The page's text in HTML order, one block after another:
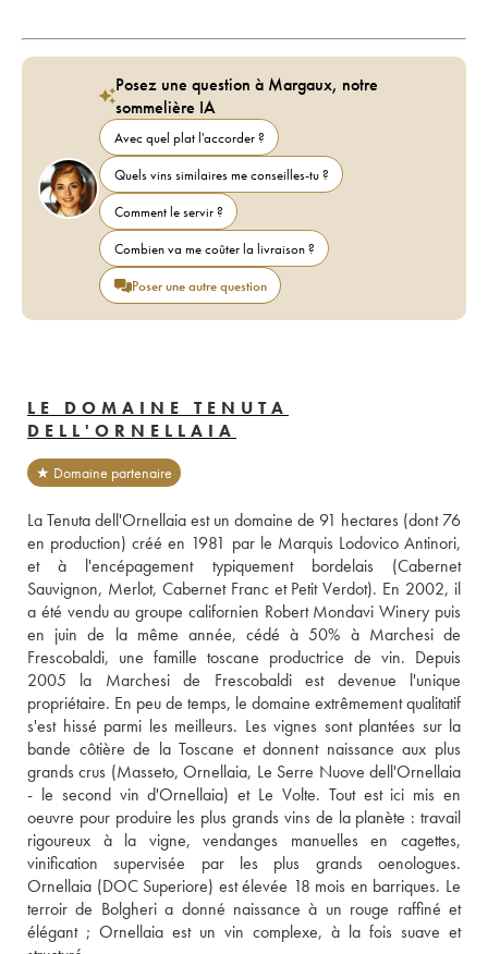
Posez une question à Margaux, notre
sommelière IA
Avec quel plat l'accorder ?
Quels vins similaires me conseilles-tu ?
Comment le servir ?
Combien va me coûter la livraison ?
Poser une autre question
LE DOMAINE TENUTA
DELL'ORNELLAIA
★ Domaine partenaire
La Tenuta dell'Ornellaia est un domaine de 91 hectares (dont 76
en production) créé en 1981 par le Marquis Lodovico Antinori,
et à l'encépagement typiquement bordelais (Cabernet
Sauvignon, Merlot, Cabernet Franc et Petit Verdot). En 2002, il
a été vendu au groupe californien Robert Mondavi Winery puis
en juin de la même année, cédé à 50% à Marchesi de
Frescobaldi, une famille toscane productrice de vin. Depuis
2005 la Marchesi de Frescobaldi est devenue l'unique
propriétaire. En peu de temps, le domaine extrêmement qualitatif
s'est hissé parmi les meilleurs. Les vignes sont plantées sur la
bande côtière de la Toscane et donnent naissance aux plus
grands crus (Masseto, Ornellaia, Le Serre Nuove dell'Ornellaia
- le second vin d'Ornellaia) et Le Volte. Tout est ici mis en
oeuvre pour produire les plus grands vins de la planète : travail
rigoureux à la vigne, vendanges manuelles en cagettes,
vinification supervisée par les plus grands oenologues.
Ornellaia (DOC Superiore) est élevée 18 mois en barriques. Le
terroir de Bolgheri a donné naissance à un rouge raffiné et
élégant ; Ornellaia est un vin complexe, à la fois suave et